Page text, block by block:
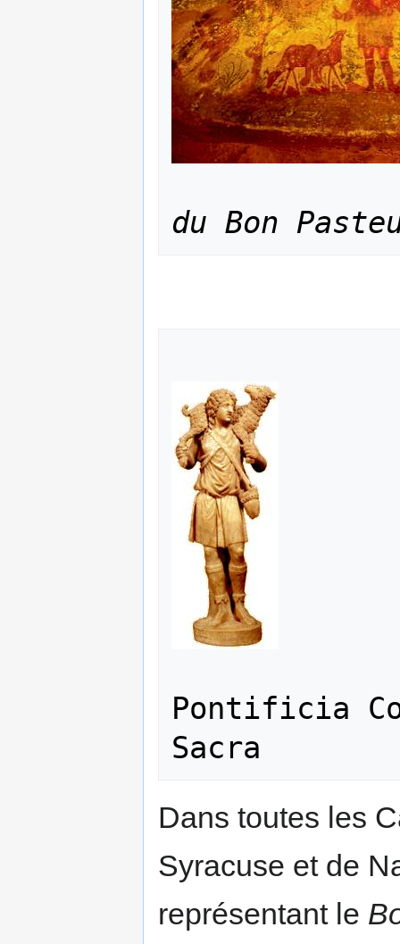
du Bon
Pontificia
Dans toutes les
Syracuse et de
représentant le